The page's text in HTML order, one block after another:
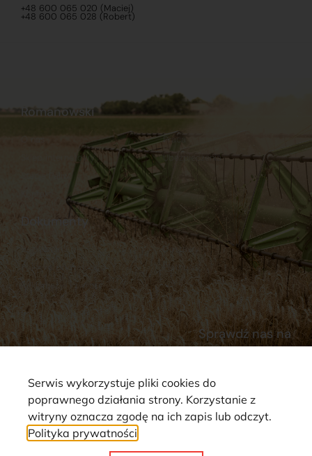
+48 600 065 020 (Maciej)
+48 600 065 028 (Robert)
Dokumenty
Regulamin
Polityka prywatności
Reklamacje i zwroty
Dostawy
Płatności
Romanowski
Sklep internetowy
Praca
Ubezpieczenia
Sprawdź nas na
Strona wykorzystuje pliki cookie. Wszystkie prawa zastrzeżone ©
Serwis wykorzystuje pliki cookies do
poprawnego działania strony. Korzystanie z
witryny oznacza zgodę na ich zapis lub odczyt.
Polityka prywatności